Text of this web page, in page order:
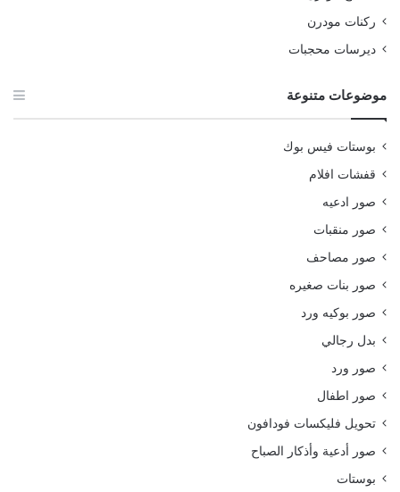
ركنات مودرن
ديرسات محجبات
موضوعات متنوعة
بوستات فيس بوك
قفشات افلام
صور ادعيه
صور منقبات
صور مصاحف
صور بنات صغيره
صور بوكيه ورد
بدل رجالي
صور ورد
صور اطفال
تحويل فليكسات فودافون
صور أدعية وأذكار الصباح
بوستات